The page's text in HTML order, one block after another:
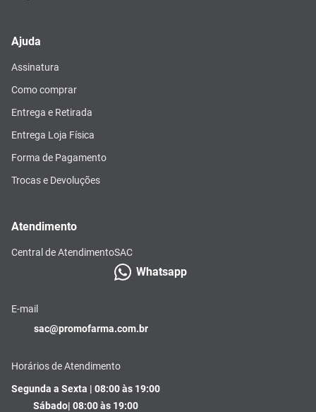
Ajuda
Assinatura
Como comprar
Entrega e Retirada
Entrega Loja Física
Forma de Pagamento
Trocas e Devoluções
Atendimento
Central de AtendimentoSAC
Whatsapp
E-mail
sac@promofarma.com.br
Horários de Atendimento
Segunda a Sexta | 08:00 às 19:00
Sábado| 08:00 às 19:00